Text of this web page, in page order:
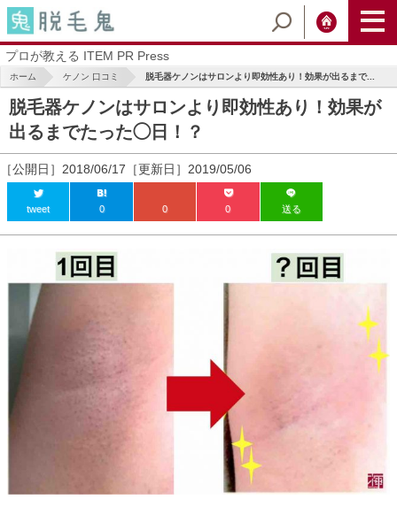
プロが教える ITEM PR Press
ホーム ケノン 口コミ 脱毛器ケノンはサロンより即効性あり！効果が出るまで...
脱毛器ケノンはサロンより即効性あり！効果が
出るまでたった◯日！？
［公開日］2018/06/17［更新日］2019/05/06
tweet 0 0 0 送る